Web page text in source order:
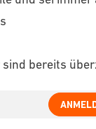
bereits